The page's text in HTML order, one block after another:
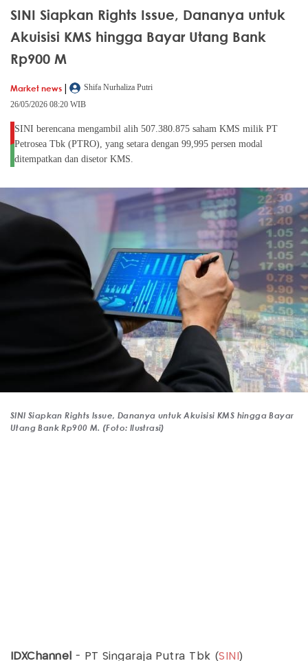
SINI Siapkan Rights Issue, Dananya untuk
Akuisisi KMS hingga Bayar Utang Bank
Rp900 M
Market news |
Shifa Nurhaliza Putri
26/05/2026 08:20 WIB
SINI berencana mengambil alih 507.380.875 saham KMS milik PT
Petrosea Tbk (PTRO), yang setara dengan 99,995 persen modal
ditempatkan dan disetor KMS.
SINI Siapkan Rights Issue, Dananya untuk Akuisisi KMS hingga Bayar
Utang Bank Rp900 M. (Foto: Ilustrasi)
IDXChannel - PT Singaraja Putra Tbk (SINI )